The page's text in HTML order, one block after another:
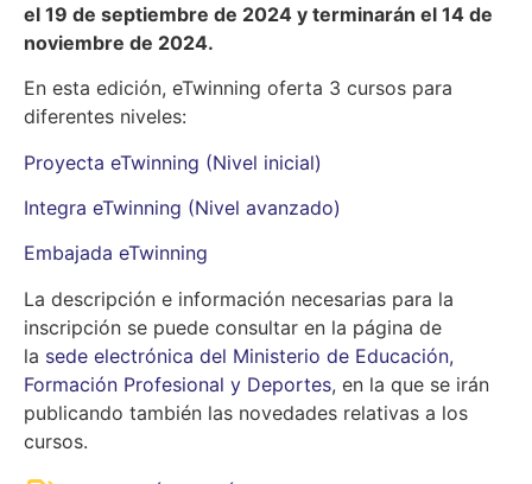
el 19 de septiembre de 2024 y terminarán el 14 de
noviembre de 2024.
En esta edición, eTwinning oferta 3 cursos para
diferentes niveles:
Proyecta eTwinning (Nivel inicial)
Integra eTwinning (Nivel avanzado)
Embajada eTwinning
La descripción e información necesarias para la
inscripción se puede consultar en la página de
la sede electrónica del Ministerio de Educación,
Formación Profesional y Deportes, en la que se irán
publicando también las novedades relativas a los
cursos.